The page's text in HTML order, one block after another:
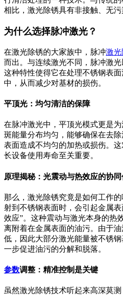
相比，激光除锈具有非接触、无污
为什么选择脉冲激光？
在激光除锈的大家族中，脉冲激
而出。与连续激光不同，脉冲激
这种特性使得它在处理不锈钢表
中，从而减少对基材的损伤。
平顶光：均匀清洁的保障
在脉冲激光中，平顶光模式更是
斑能量分布均匀，能够确保在去
表面造成不均匀的加热或损伤。
长设备使用寿命至关重要。
原理揭秘：光震动与热效应的协同
那么，激光除锈究竟是如何工作
射到不锈钢表面时，会引起金属
效应”。这种震动与激光本身的热
离附着在金属表面的油污。由于
低，因此大部分激光能量被不锈
一步促进油污的分解和脱落。
参数调整：精准控制是关键
虽然激光除锈技术听起来高深莫